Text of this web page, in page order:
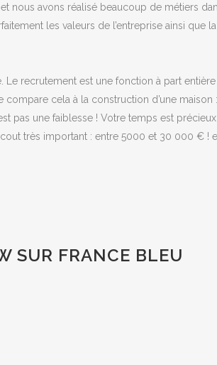
nous avons réalisé beaucoup de métiers
les valeurs de l’entreprise ainsi que
recrutement est une fonction à part
cela à la construction d’une
pas une faiblesse ! Votre temps est
très important : entre 5000 et 30 000 € !
SUR FRANCE BLEU